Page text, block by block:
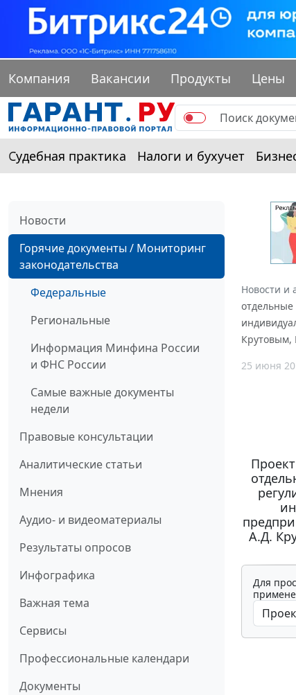
Компания Вакансии Продукты Цены
Судебная практика Налоги и бухучет
Новости
Горячие документы / Мониторинг
законодательства
Федеральные
Региональные
Информация Минфина России
и ФНС России
Самые важные документы
недели
Правовые консультации
Аналитические статьи
Мнения
Аудио- и видеоматериалы
Результаты опросов
Инфографика
Важная тема
Сервисы
Профессиональные календари
Документы
Новости и
отдельные
Крутовым,
25 июня
А.Д.
Для